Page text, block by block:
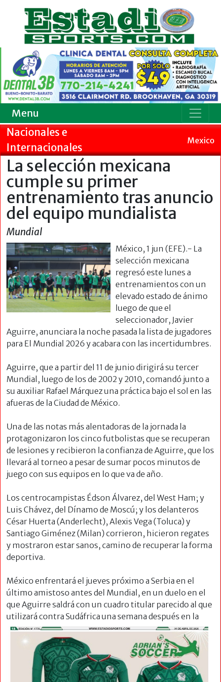
Menu
Nacionales e
Internacionales
Mexico
La selección mexicana
cumple su primer
entrenamiento tras anuncio
del equipo mundialista
Mundial
México, 1 jun (EFE).- La
selección mexicana
regresó este lunes a
entrenamientos con un
elevado estado de ánimo
luego de que el
seleccionador, Javier
Aguirre, anunciara la noche pasada la lista de jugadores
para El Mundial 2026 y acabara con las incertidumbres.
Aguirre, que a partir del 11 de junio dirigirá su tercer
Mundial, luego de los de 2002 y 2010, comandó junto a
su auxiliar Rafael Márquez una práctica bajo el sol en las
afueras de la Ciudad de México.
Una de las notas más alentadoras de la jornada la
protagonizaron los cinco futbolistas que se recuperan
de lesiones y recibieron la confianza de Aguirre, que los
llevará al torneo a pesar de sumar pocos minutos de
juego con sus equipos en lo que va de año.
Los centrocampistas Édson Álvarez, del West Ham; y
Luis Chávez, del Dínamo de Moscú; y los delanteros
César Huerta (Anderlecht), Alexis Vega (Toluca) y
Santiago Giménez (Milan) corrieron, hicieron regates
y mostraron estar sanos, camino de recuperar la forma
deportiva.
México enfrentará el jueves próximo a Serbia en el
último amistoso antes del Mundial, en un duelo en el
que Aguirre saldrá con un cuadro titular parecido al que
utilizará contra Sudáfrica una semana después en la